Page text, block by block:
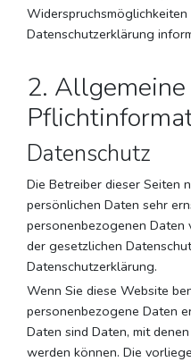
Datenschutzerklärung
2.
Datenschutz
Die Betreiber dieser Seiten
persönlichen Daten sehr
personenbezogenen Daten
der gesetzlichen
Datenschutzerklärung.
Wenn Sie diese Website
personenbezogene Daten
Daten sind Daten, mit
werden können. Die